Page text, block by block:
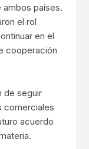
países.
el rol
en el
cooperación
de seguir
comerciales
acuerdo